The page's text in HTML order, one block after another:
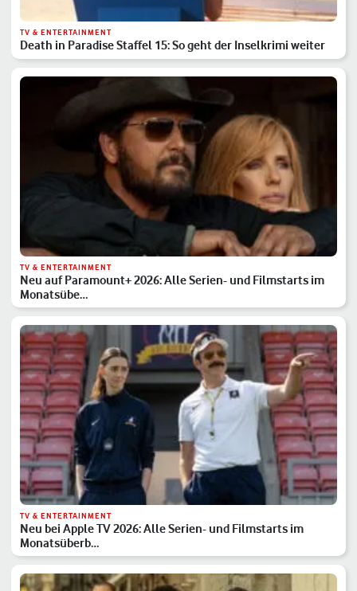
TV & ENTERTAINMENT
Death in Paradise Staffel 15: So geht der Inselkrimi weiter
TV & ENTERTAINMENT
Neu auf Paramount+ 2026: Alle Serien- und Filmstarts im
Monatsübe…
TV & ENTERTAINMENT
Neu bei Apple TV 2026: Alle Serien- und Filmstarts im
Monatsüberb…